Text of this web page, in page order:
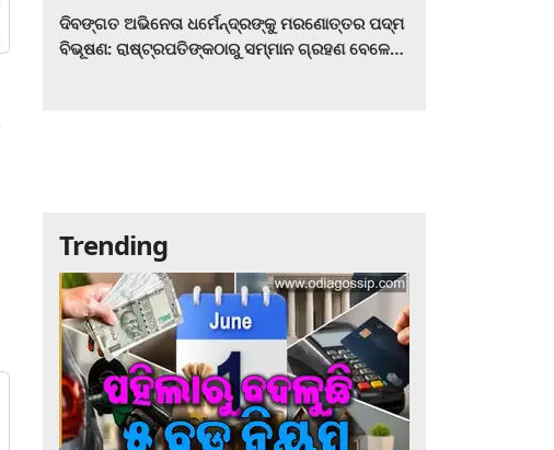
ଦିବଙ୍ଗତ ଅଭିନେତା ଧର୍ମେନ୍ଦ୍ରଙ୍କୁ ମରଣୋତ୍ତର ପଦ୍ମ
ବିଭୂଷଣ: ରାଷ୍ଟ୍ରପତିଙ୍କଠାରୁ ସମ୍ମାନ ଗ୍ରହଣ ବେଳେ
Trending